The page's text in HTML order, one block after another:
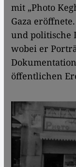
mit „Photo
Gaza
und politische
wobei er
öffentlichen